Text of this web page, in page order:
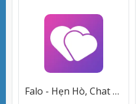
Falo - Hẹn Hò, Chat Người Lạ